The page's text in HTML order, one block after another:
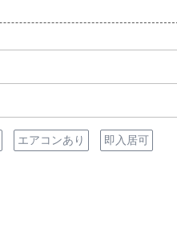
エアコンあり 即入居可